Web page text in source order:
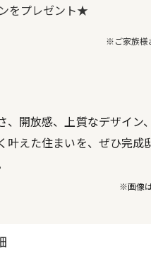
をプレゼント★
※ご家族様
、開放感、上質なデザイン
叶えた住まいを、ぜひ完成
※画像